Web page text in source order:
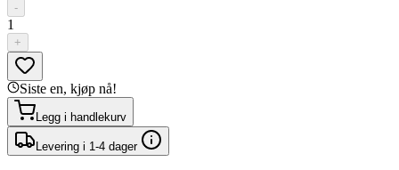
-
1
+
Siste en, kjøp nå!
Legg i handlekurv
Levering i 1-4 dager